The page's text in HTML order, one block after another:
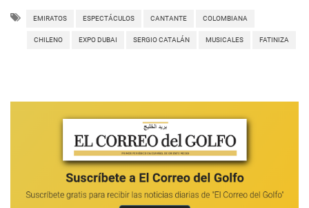
EMIRATOS ESPECTÁCULOS CANTANTE COLOMBIANA
CHILENO EXPO DUBAI SERGIO CATALÁN MUSICALES FATINIZA